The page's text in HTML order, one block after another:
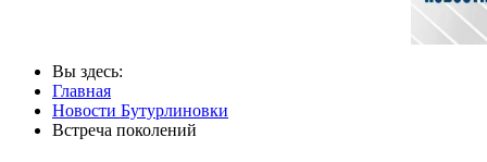
Вы здесь:
Главная
Новости Бутурлиновки
Встреча поколений